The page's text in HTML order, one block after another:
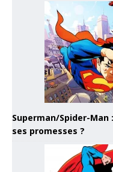
Superman/Spider-
ses promesses ?